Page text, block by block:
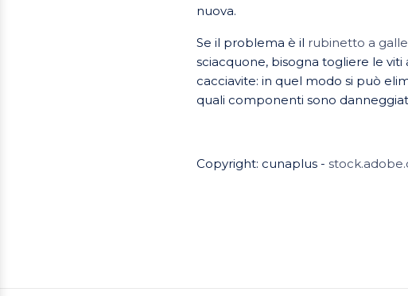
nuova.
Se il problema è il rubinetto a
sciacquone, bisogna togliere le
cacciavite: in quel modo si può
quali componenti sono
Copyright: cunaplus -